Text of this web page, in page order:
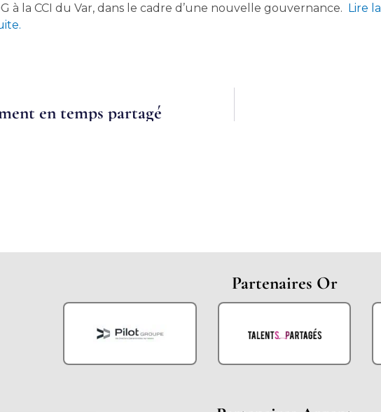
à la CCI du Var, dans le cadre d’une nouvelle gouvernance. Lire la
en temps partagé
Partenaires Or